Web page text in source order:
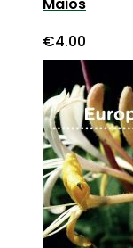
Maios
€4.00